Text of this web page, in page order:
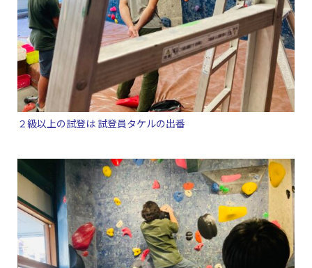
２級以上の試登は 試登員タケルの出番